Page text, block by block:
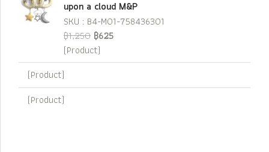
upon a cloud M&P
SKU : B4-M01-758436301
฿1,250 ฿625
(Product)
(Product)
(Product)